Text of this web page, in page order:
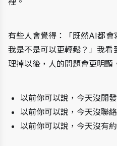
有些人會覺得：「既然AI都
我是不是可以更輕鬆？」我
理掉以後，人的問題會更明顯
以前你可以說，今天沒開
以前你可以說，今天沒聯
以前你可以說，今天沒有